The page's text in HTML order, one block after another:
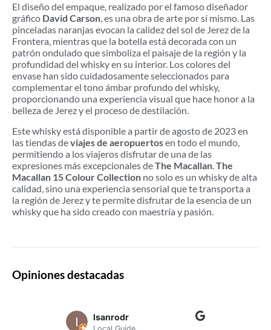
El diseño del empaque, realizado por el famoso diseñador
gráfico David Carson, es una obra de arte por sí mismo. Las
pinceladas naranjas evocan la calidez del sol de Jerez de la
Frontera, mientras que la botella está decorada con un
patrón ondulado que simboliza el paisaje de la región y la
profundidad del whisky en su interior. Los colores del
envase han sido cuidadosamente seleccionados para
complementar el tono ámbar profundo del whisky,
proporcionando una experiencia visual que hace honor a la
belleza de Jerez y el proceso de destilación.
Este whisky está disponible a partir de agosto de 2023 en
las tiendas deviajes de aeropuertosen todo el mundo,
permitiendo a los viajeros disfrutar de una de las
expresiones más excepcionales deThe Macallan The
Macallan 15 Colour Collection no solo es un whisky de alta
calidad, sino una experiencia sensorial que te transporta a
la región de Jerez y te permite disfrutar de la esencia de un
whisky que ha sido creado con maestría y pasión.
Opiniones destacadas
lsanrodr